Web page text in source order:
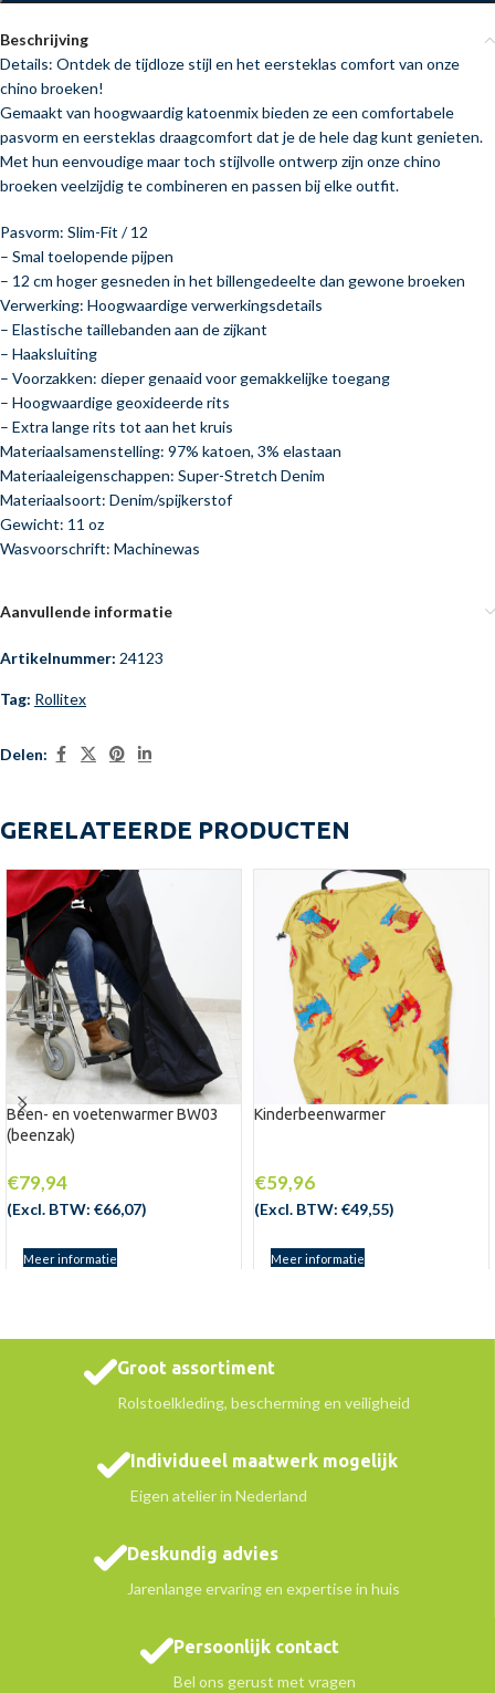
Beschrijving
Details: Ontdek de tijdloze stijl en het eersteklas comfort van onze
chino broeken!
Gemaakt van hoogwaardig katoenmix bieden ze een comfortabele
pasvorm en eersteklas draagcomfort dat je de hele dag kunt genieten.
Met hun eenvoudige maar toch stijlvolle ontwerp zijn onze chino
broeken veelzijdig te combineren en passen bij elke outfit.
Pasvorm: Slim-Fit / 12
– Smal toelopende pijpen
– 12 cm hoger gesneden in het billengedeelte dan gewone broeken
Verwerking: Hoogwaardige verwerkingsdetails
– Elastische taillebanden aan de zijkant
– Haaksluiting
– Voorzakken: dieper genaaid voor gemakkelijke toegang
– Hoogwaardige geoxideerde rits
– Extra lange rits tot aan het kruis
Materiaalsamenstelling: 97% katoen, 3% elastaan
Materiaaleigenschappen: Super-Stretch Denim
Materiaalsoort: Denim/spijkerstof
Gewicht: 11 oz
Wasvoorschrift: Machinewas
Aanvullende informatie
Artikelnummer: 24123
Tag: Rollitex
Delen:
GERELATEERDE PRODUCTEN
Been- en voetenwarmer BW03
(beenzak)
€79,94
(Excl. BTW: €66,07)
Meer informatie
Kinderbeenwarmer
€59,96
(Excl. BTW: €49,55)
Meer informatie
Groot assortiment
Rolstoelkleding, bescherming en veiligheid
Individueel maatwerk mogelijk
Eigen atelier in Nederland
Deskundig advies
Jarenlange ervaring en expertise in huis
Persoonlijk contact
Bel ons gerust met vragen